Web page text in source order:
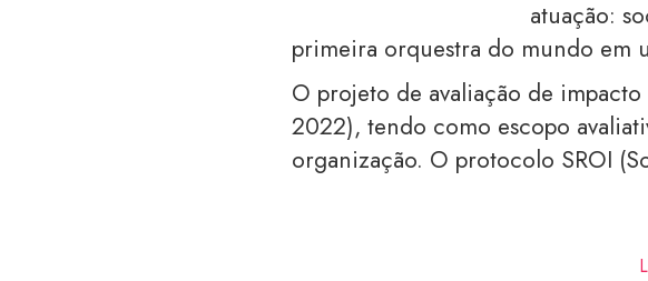
atuação:
primeira orquestra do mundo em
O projeto de avaliação de
2022), tendo como escopo
organização. O protocolo SROI